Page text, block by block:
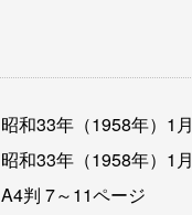
昭和33年（1958年）1月
昭和33年（1958年）1月
A4判 7～11ページ